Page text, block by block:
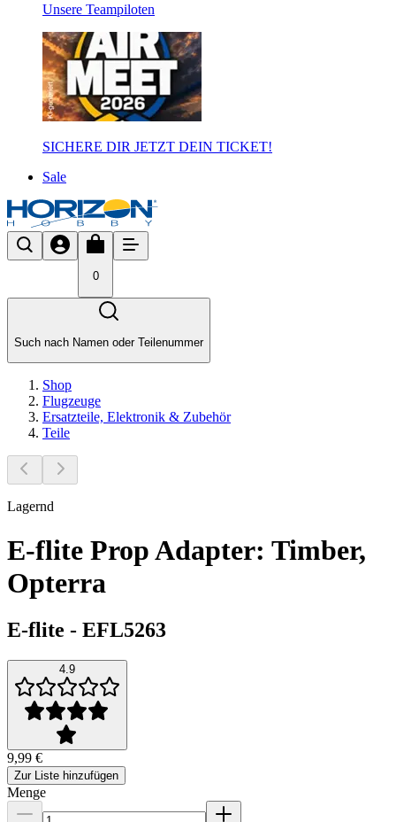
Unsere Teampiloten
SICHERE DIR JETZT DEIN TICKET!
Sale
0
Such nach Namen oder Teilenummer
Shop
Flugzeuge
Ersatzteile, Elektronik & Zubehör
Teile
Lagernd
E-flite Prop Adapter: Timber,
Opterra
E-flite - EFL5263
4.9
9,99 €
Zur Liste hinzufügen
Menge